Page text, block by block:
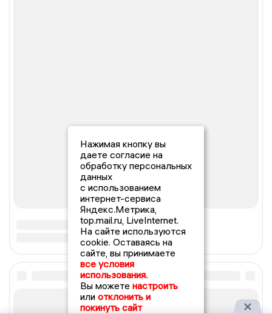
Нажимая кнопку вы
даете согласие на
обработку персональных
данных
с использованием
интернет-сервиса
Яндекс.Метрика,
top.mail.ru, LiveInternet.
На сайте используются
cookie. Оставаясь на
сайте, вы принимаете
все условия
использования.
Вы можете настроить
или отклонить и
покинуть сайт